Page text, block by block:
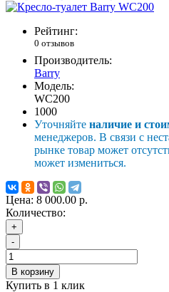
Рейтинг:
0 отзывов
Производитель:
Barry
Модель:
WC200
1000
Уточняйте наличие и
менеджеров. В связи с
рынке товар может
может измениться.
Цена: 8 000.00 р.
Количество:
+
-
В корзину
Купить в 1 клик